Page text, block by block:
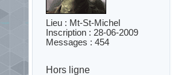
Lieu : Mt-St-Michel
Inscription : 28-06-2009
Messages : 454
Hors ligne